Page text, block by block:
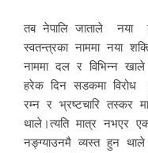
तब नेपालि जाताले नया
स्वतन्त्रका नाममा नया
नाममा दल र विभिन्न
हरेक दिन सडकमा विरोध
रम्न र भ्रष्टचारि तस्कर
थाले।त्यति मात्र नभएर
नङ्ग्याउनमै व्यस्त हुन